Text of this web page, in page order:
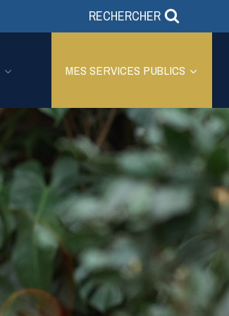
RECHERCHER
MES SERVICES PUBLICS